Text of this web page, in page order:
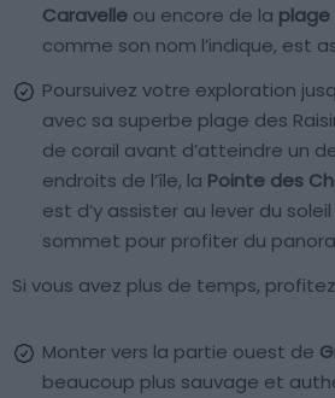
Caravelle ou encore de la plage
comme son nom l’indique, est
Poursuivez votre exploration
avec sa superbe plage des
de corail avant d’atteindre un
endroits de l’île, la Pointe des
est d’y assister au lever du
sommet pour profiter du
Si vous avez plus de temps,
Monter vers la partie ouest de
beaucoup plus sauvage et